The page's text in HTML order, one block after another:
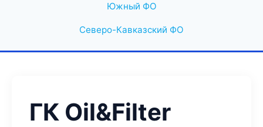
Южный ФО
Северо-Кавказский ФО
ГК Oil&Filter